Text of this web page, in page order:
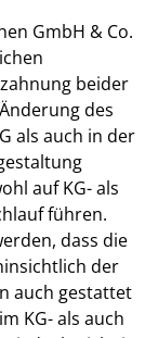
GmbH & Co.
beider
des
als auch in der
auf KG- als
führen.
dass die
der
auch gestattet
KG- als auch